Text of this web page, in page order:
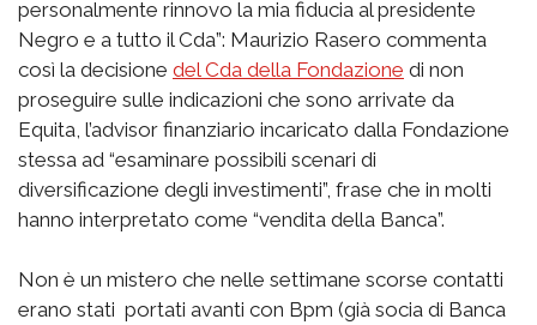
personalmente rinnovo la mia fiducia al presidente
Negro e a tutto il Cda”: Maurizio Rasero commenta
così la decisione del Cda della Fondazione di non
proseguire sulle indicazioni che sono arrivate da
Equita, l’advisor finanziario incaricato dalla Fondazione
stessa ad “esaminare possibili scenari di
diversificazione degli investimenti”, frase che in molti
hanno interpretato come “vendita della Banca”.
Non è un mistero che nelle settimane scorse contatti
erano stati portati avanti con Bpm (già socia di Banca